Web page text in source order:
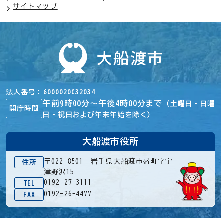
サイトマップ
法人番号 6000020032034
開庁時間
午前9時00分～午後4時00分まで
（土曜日・日曜
日・祝日および年末年始を除く）
大船渡市役所
住所
〒022-8501 岩手県大船渡市盛町字宇
津野沢15
TEL
0192-27-3111
FAX
0192-26-4477